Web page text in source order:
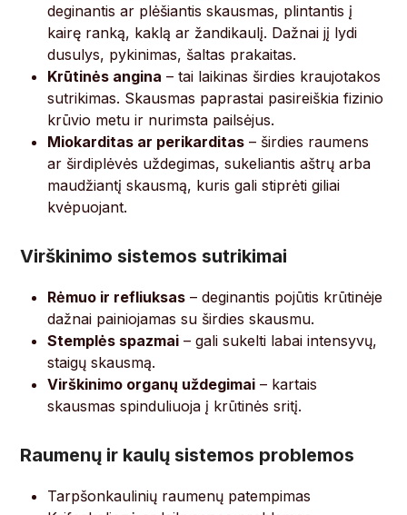
deginantis ar plėšiantis skausmas, plintantis į
kairę ranką, kaklą ar žandikaulį. Dažnai jį lydi
dusulys, pykinimas, šaltas prakaitas.
Krūtinės angina – tai laikinas širdies kraujotakos
sutrikimas. Skausmas paprastai pasireiškia fizinio
krūvio metu ir nurimsta pailsėjus.
Miokarditas ar perikarditas – širdies raumens
ar širdiplėvės uždegimas, sukeliantis aštrų arba
maudžiantį skausmą, kuris gali stiprėti giliai
kvėpuojant.
Virškinimo sistemos sutrikimai
Rėmuo ir refliuksas – deginantis pojūtis krūtinėje
dažnai painiojamas su širdies skausmu.
Stemplės spazmai – gali sukelti labai intensyvų,
staigų skausmą.
Virškinimo organų uždegimai – kartais
skausmas spinduliuoja į krūtinės sritį.
Raumenų ir kaulų sistemos problemos
Tarpšonkaulinių raumenų patempimas